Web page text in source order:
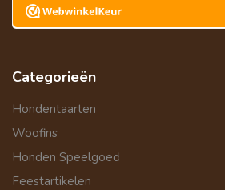
Categorieën
Hondentaarten
Woofins
Honden Speelgoed
Feestartikelen